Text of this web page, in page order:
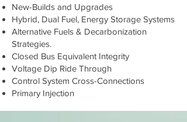
New-Builds and Upgrades
Hybrid, Dual Fuel, Energy Storage Systems
Alternative Fuels & Decarbonization
Strategies.
Closed Bus Equivalent Integrity
Voltage Dip Ride Through
Control System Cross-Connections
Primary Injection